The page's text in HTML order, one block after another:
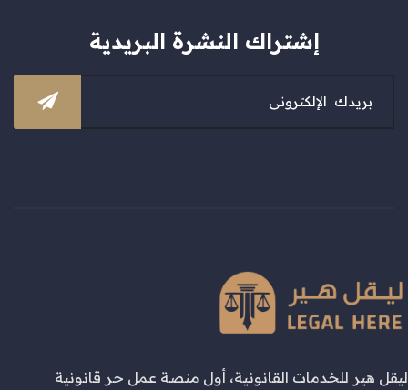
إشتراك النشرة البريدية
ليقل هير للخدمات القانونية، أول منصة عمل حر قانونية